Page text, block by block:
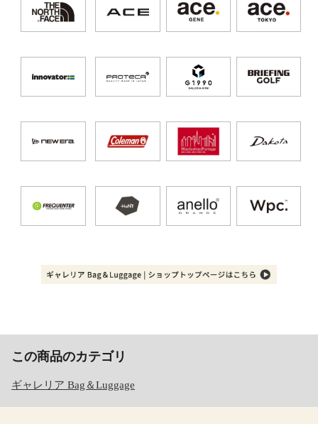
この商品のカテゴリ
ギャレリア Bag＆Luggage